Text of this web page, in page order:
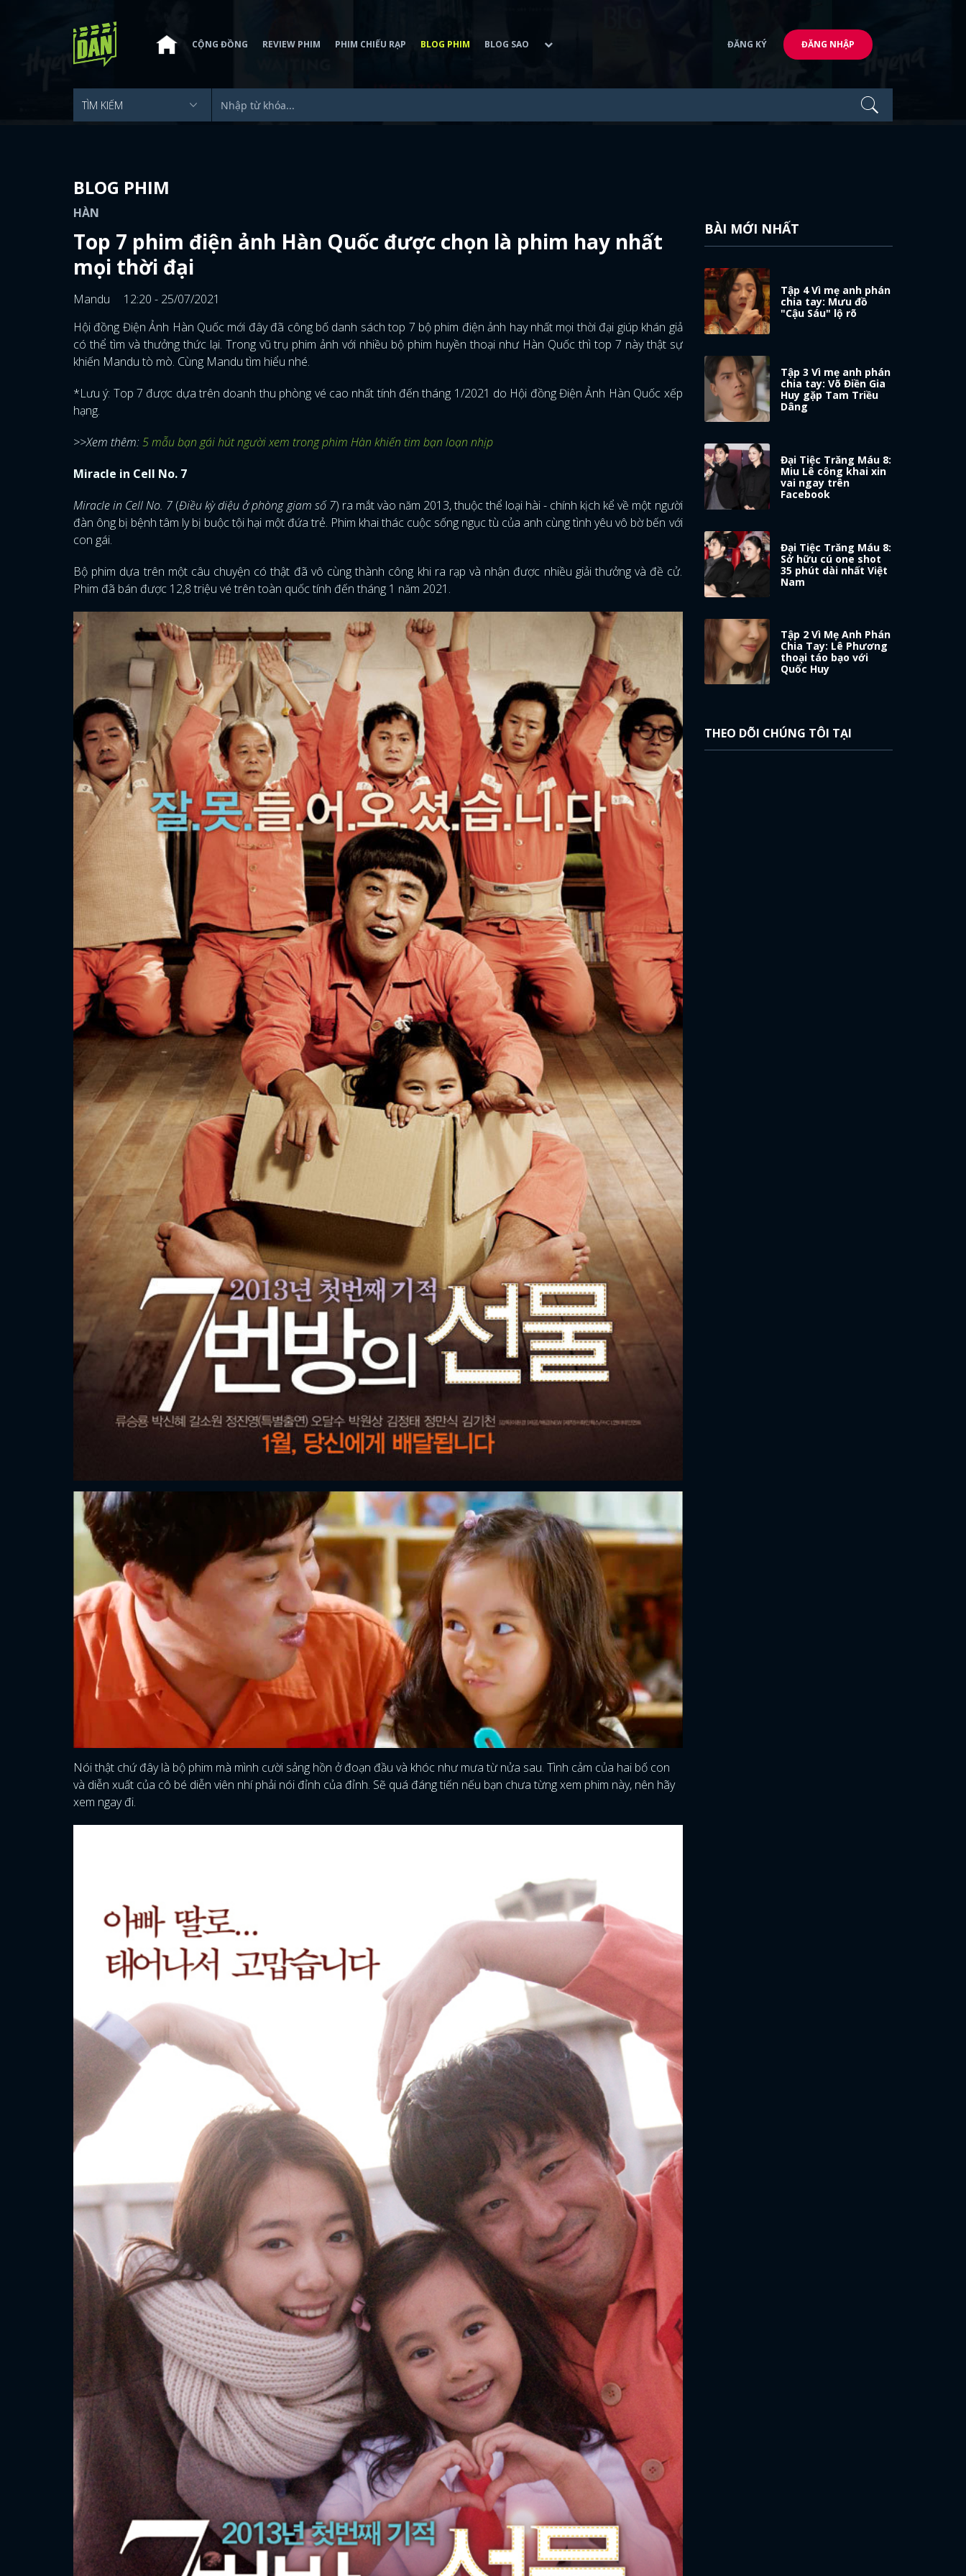
ĐĂNG NHẬP
FACEBOOK GOOGLE
CỘNG ĐỒNG REVIEW PHIM PHIM CHIẾU RẠP BLOG PHIM BLOG SAO ĐĂNG KÝ ĐĂNG NHẬP
BLOG PHIM
HÀN
Top 7 phim điện ảnh Hàn Quốc được chọn là phim hay nhất
mọi thời đại
Mandu
12:20 - 25/07/2021
Hội đồng Điện Ảnh Hàn Quốc mới đây đã công bố danh sách top 7 bộ phim điện ảnh hay nhất mọi thời đại giúp khán giả
có thể tìm và thưởng thức lại. Trong vũ trụ phim ảnh với nhiều bộ phim huyền thoại như Hàn Quốc thì top 7 này thật sự
khiến Mandu tò mò. Cùng Mandu tìm hiểu nhé.
*Lưu ý: Top 7 được dựa trên doanh thu phòng vé cao nhất tính đến tháng 1/2021 do Hội đồng Điện Ảnh Hàn Quốc xếp
hạng.
>>Xem thêm:5 mẫu bạn gái hút người xem trong phim Hàn khiến tim bạn loạn nhịp
Miracle in Cell No. 7
Miracle in Cell No. 7 (Điều kỳ diệu ở phòng giam số 7) ra mắt vào năm 2013, thuộc thể loại hài - chính kịch kể về một người
đàn ông bị bệnh tâm ly bị buộc tội hại một đứa trẻ. Phim khai thác cuộc sống ngục tù của anh cùng tình yêu vô bờ bến với
con gái.
Bộ phim dựa trên một câu chuyện có thật đã vô cùng thành công khi ra rạp và nhận được nhiều giải thưởng và đề cử.
Phim đã bán được 12,8 triệu vé trên toàn quốc tính đến tháng 1 năm 2021.
Nói thật chứ đây là bộ phim mà mình cười sảng hồn ở đoạn đầu và khóc như mưa từ nửa sau. Tình cảm của hai bố con
và diễn xuất của cô bé diễn viên nhí phải nói đỉnh của đỉnh. Sẽ quá đáng tiến nếu bạn chưa từng xem phim này, nên hãy
xem ngay đi.
BÀI MỚI NHẤT
Tập 4 Vì mẹ anh phán
chia tay: Mưu đồ
"Cậu Sáu" lộ rõ
Tập 3 Vì mẹ anh phán
chia tay: Võ Điền Gia
Huy gặp Tam Triều
Dâng
Đại Tiệc Trăng Máu 8:
Miu Lê công khai xin
vai ngay trên
Facebook
Đại Tiệc Trăng Máu 8:
Sở hữu cú one shot
35 phút dài nhất Việt
Nam
Tập 2 Vì Mẹ Anh Phán
Chia Tay: Lê Phương
thoại táo bạo với
Quốc Huy
THEO DÕI CHÚNG TÔI TẠI